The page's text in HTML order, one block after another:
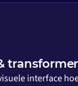
interface